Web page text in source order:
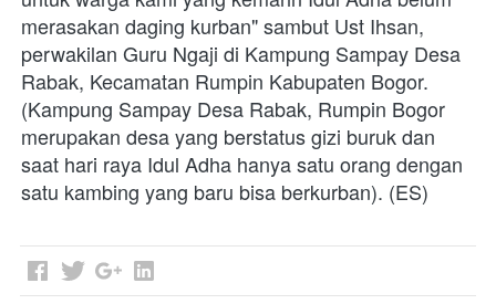
merasakan daging kurban" sambut Ust Ihsan,
perwakilan Guru Ngaji di Kampung Sampay Desa
Rabak, Kecamatan Rumpin Kabupaten Bogor.
(Kampung Sampay Desa Rabak, Rumpin Bogor
merupakan desa yang berstatus gizi buruk dan
saat hari raya Idul Adha hanya satu orang dengan
satu kambing yang baru bisa berkurban). (ES)